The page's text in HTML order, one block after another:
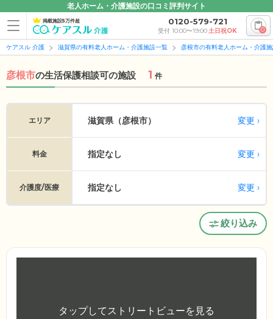
老人ホーム・介護施設の口コミ評判サイト
掲載施設5万件超 0120-579-721
受付 10:00〜19:00土日祝OK 0
ケアスル 介護 滋賀県の有料老人ホーム・介護施設一覧 彦根市の有料老人ホーム・介護
彦根市の生活保護相談可の施設 1 件
エリア 滋賀県（彦根市） 変更
料金 指定なし 変更
介護度/医療 指定なし 変更
絞り込み